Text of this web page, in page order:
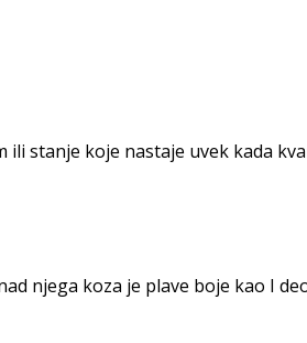
stanje koje nastaje uvek kada
njega koza je plave boje kao I